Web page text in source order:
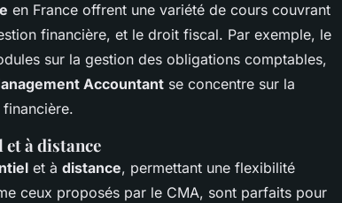
en France offrent une variété de cours couvrant
financière, et le droit fiscal. Par exemple, le
sur la gestion des obligations comptables,
Accountant se concentre sur la
et à distance
et à distance, permettant une flexibilité
ceux proposés par le CMA, sont parfaits pour